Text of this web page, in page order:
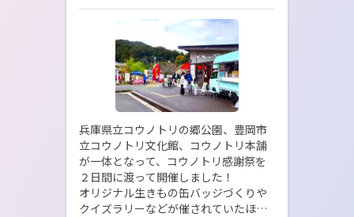
兵庫県立コウノトリの郷公園、豊岡市
立コウノトリ文化館、コウノトリ本舗
が一体となって、コウノトリ感謝祭を
２日間に渡って開催しました！
オリジナル生きもの缶バッジづくりや
クイズラリーなどが催されていたほ